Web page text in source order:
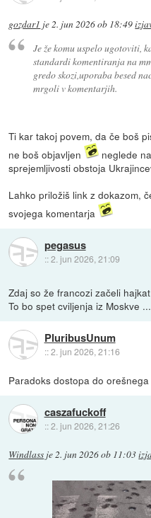
gozdar1 je2. jun 2026 ob 18:49
Je že komu uspelo ugotoviti,
standardi komentiranja na
gredo skozi,uporaba besed
mrgoli v komentarjih.
Ti kar takoj povem, da če boš
ne boš objavljen
neglede
sprejemljivosti obstoja
Lahko priložiš link z dokazom,
svojega komentarja
pegasus
::2. jun 2026, 21:09
Zdaj so že francozi začeli
To bo spet cviljenja iz Moskve ...
PluribusUnum
::2. jun 2026, 21:16
Paradoks dostopa do
caszafuckoff
::2. jun 2026, 21:26
Windlass je2. jun 2026 ob 11:03